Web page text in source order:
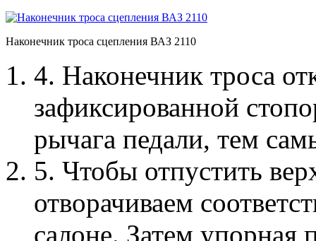
Наконечник троса сцепления ВАЗ 2110
4. Наконечник троса
зафиксированной
рычага педали, тем
5. Чтобы отпустить
отворачиваем
салоне. Затем упорная